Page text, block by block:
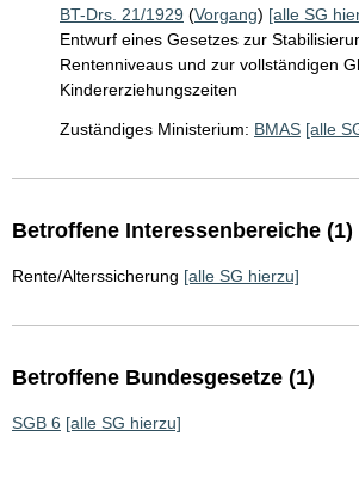
BT-Drs. 21/1929 (Vorgang) [alle SG
Entwurf eines Gesetzes zur
Rentenniveaus und zur vollständigen
Kindererziehungszeiten
Zuständiges Ministerium: BMAS [alle
Betroffene Interessenbereiche (1)
Rente/Alterssicherung [alle SG hierzu]
Betroffene Bundesgesetze (1)
SGB 6 [alle SG hierzu]